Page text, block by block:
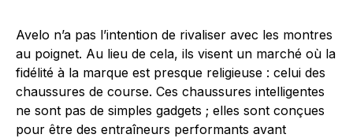
Avelo n’a pas l’intention de rivaliser avec les montres
au poignet. Au lieu de cela, ils visent un marché où la
fidélité à la marque est presque religieuse : celui des
chaussures de course. Ces chaussures intelligentes
ne sont pas de simples gadgets ; elles sont conçues
pour être des entraîneurs performants avant